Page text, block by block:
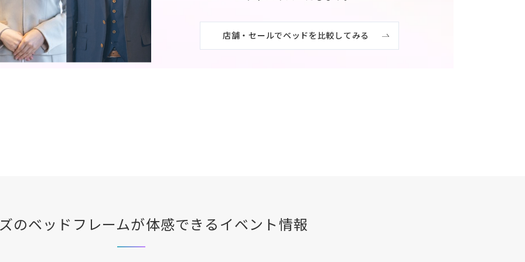
店舗・セールでベッドを比較してみる
のベッドフレームが体感できる イベント情報